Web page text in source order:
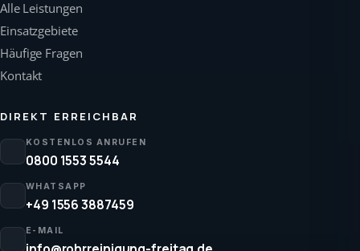
Alle Leistungen
Einsatzgebiete
Häufige Fragen
Kontakt
DIREKT ERREICHBAR
KOSTENLOS ANRUFEN
0800 1553 5544
WHATSAPP
+49 1556 3887459
E-MAIL